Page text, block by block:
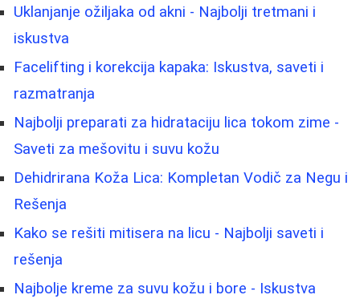
Uklanjanje ožiljaka od akni - Najbolji tretmani i
iskustva
Facelifting i korekcija kapaka: Iskustva, saveti i
razmatranja
Najbolji preparati za hidrataciju lica tokom zime -
Saveti za mešovitu i suvu kožu
Dehidrirana Koža Lica: Kompletan Vodič za Negu i
Rešenja
Kako se rešiti mitisera na licu - Najbolji saveti i
rešenja
Najbolje kreme za suvu kožu i bore - Iskustva